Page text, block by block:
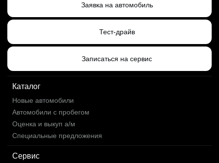
Заявка на автомобиль
Тест-драйв
Записаться на сервис
Каталог
Новые автомобили
Автомобили с пробегом
Оценка и выкуп а/м
Специальные предложения
Сервис